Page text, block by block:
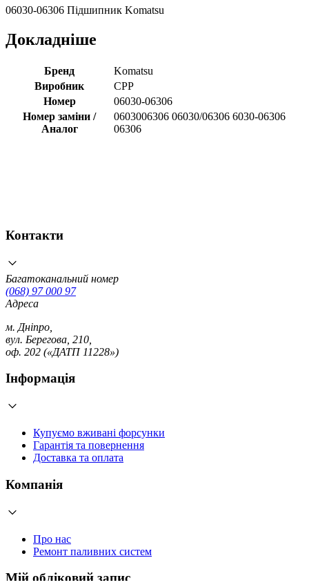
06030-06306 Підшипник Komatsu
Докладніше
Бренд
Komatsu
Виробник
CPP
Номер
06030-06306
Номер заміни /
Аналог
0603006306 06030/06306 6030-06306
06306
Контакти
Багатоканальний номер
(068) 97 000 97
Адреса
м. Дніпро,
вул. Берегова, 210,
оф. 202 («ДАТП 11228»)
Інформація
Купуємо вживані форсунки
Гарантія та повернення
Доставка та оплата
Компанія
Про нас
Ремонт паливних систем
Мій обліковий запис